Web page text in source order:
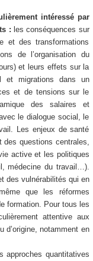
intéressé par
: les conséquences sur
et des transformations
de l’organisation du
et leurs effets sur la
et migrations dans un
et de tensions sur le
des salaires et
le dialogue social, le
Les enjeux de santé
des questions centrales,
active et les politiques
médecine du travail…).
des vulnérabilités qui en
que les réformes
formation. Pour tous les
attentive aux
d’origine, notamment en
approches quantitatives